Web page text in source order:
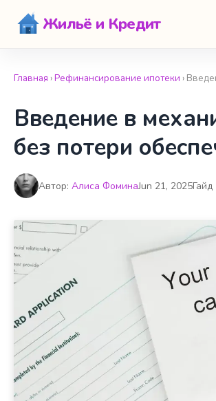
Жильё и Кредит
Главная ›Рефинансирование ипотеки ›
Введение в
без потери
Автор: Алиса ФоминаJun 21, 2025Гайд